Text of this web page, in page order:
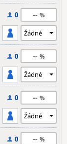
0 --
0 --
0 --
0 --